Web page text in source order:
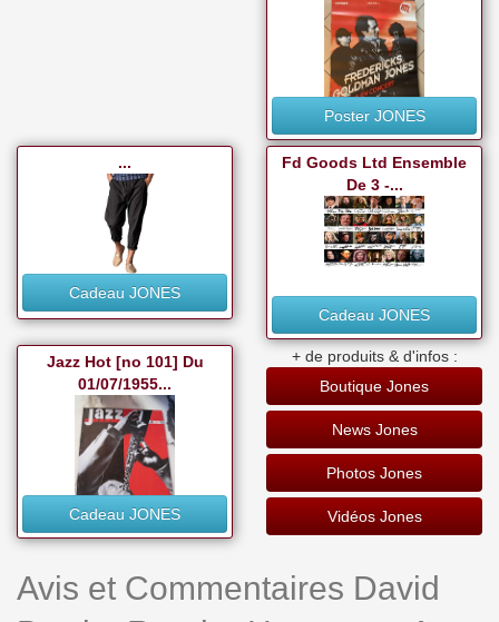
Poster JONES
...
Cadeau JONES
Fd Goods Ltd Ensemble
De 3 -...
Cadeau JONES
Jazz Hot [no 101] Du
01/07/1955...
Cadeau JONES
+ de produits & d'infos :
Boutique Jones
News Jones
Photos Jones
Vidéos Jones
Avis et Commentaires David